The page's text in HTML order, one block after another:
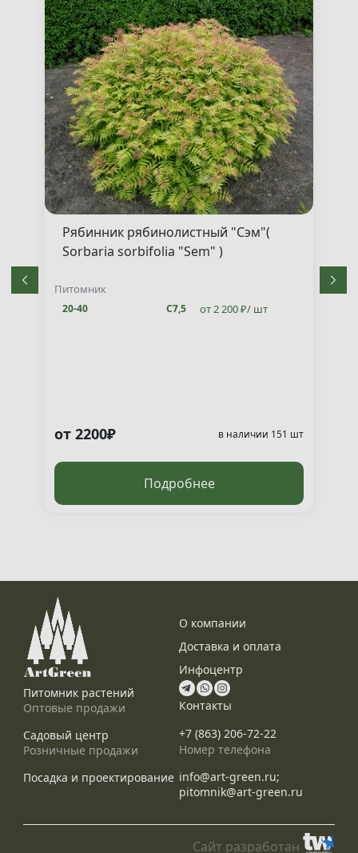
Рябинник рябинолистный "Сэм"(
Sorbaria sorbifolia "Sem" )
Питомник
20-40 С7,5 от 2 200 ₽/ шт
от 2200₽ в наличии 151 шт
Подробнее
Питомник растений
Оптовые продажи
Садовый центр
Розничные продажи
Посадка и проектирование
О компании
Доставка и оплата
Инфоцентр
Контакты
+7 (863) 206-72-22
Номер телефона
info@art-green.ru;
pitomnik@art-green.ru
Сайт разработан